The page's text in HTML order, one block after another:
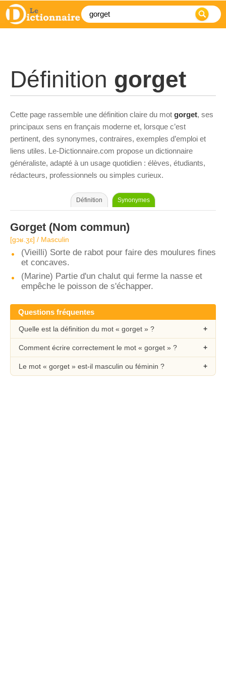
Définition gorget
Cette page rassemble une définition claire du mot gorget, ses
principaux sens en français moderne et, lorsque c’est
pertinent, des synonymes, contraires, exemples d’emploi et
liens utiles. Le-Dictionnaire.com propose un dictionnaire
généraliste, adapté à un usage quotidien : élèves, étudiants,
rédacteurs, professionnels ou simples curieux.
Définition Synonymes
Gorget (Nom commun)
[ɡɔʁ.ʒɛ] / Masculin
(Vieilli) Sorte de rabot pour faire des moulures fines
et concaves.
(Marine) Partie d'un chalut qui ferme la nasse et
empêche le poisson de s'échapper.
Questions fréquentes
Quelle est la définition du mot « gorget » ?
Comment écrire correctement le mot « gorget » ?
Le mot « gorget » est-il masculin ou féminin ?